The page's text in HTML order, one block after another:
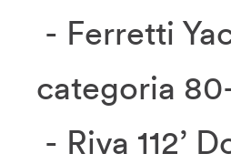
- Ferretti
categoria
- Riva 112’